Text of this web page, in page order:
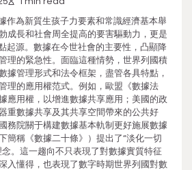
作為新質生孩子力要素和常識經濟基本舉
成長和社會周全提高的要害驅動力，更是
起源。數據在今世社會的主要性，凸顯降
理的緊急性。面臨這種情勢，世界列國積
據管理形式和法令框架，盡管各具特點，
理的應用權范式。例如，歐盟《數據法
應用權，以增進數據共享應用；美國的政
重數據共享及其共享空間帶來的公共好
務院關于構建數據基本軌制更好施展數據
簡稱《數據二十條》）提出了“淡化一切
。這一趨向不只表現了對數據實質特征
入懂得，也表現了數字時期世界列國對數